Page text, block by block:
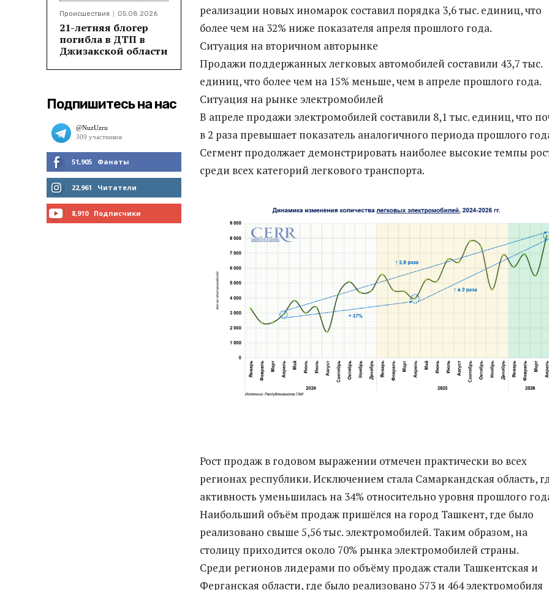
Происшествия 05.08.2026
21-летняя блогер
погибла в ДТП в
Джизакской области
Подпишитесь на нас
51,905 Фанаты
МНЕ НРАВИТСЯ
22,961 Читатели
8,910 Подписчики
реализации новых иномарок составил порядка 3,6 тыс. единиц, что
более чем на 32% ниже показателя апреля прошлого года.
Ситуация на вторичном авторынке
Продажи поддержанных легковых автомобилей составили 43,7 тыс.
единиц, что более чем на 15% меньше, чем в апреле прошлого года.
Ситуация на рынке электромобилей
В апреле продажи электромобилей составили 8,1 тыс. единиц, что
в 2 раза превышает показатель аналогичного периода прошлого
Сегмент продолжает демонстрировать наиболее высокие темпы
среди всех категорий легкового транспорта.
Рост продаж в годовом выражении отмечен практически во всех
регионах республики. Исключением стала Самаркандская область,
активность уменьшилась на 34% относительно уровня прошлого
Наибольший объём продаж пришёлся на город Ташкент, где было
реализовано свыше 5,56 тыс. электромобилей. Таким образом, на
столицу приходится около 70% рынка электромобилей страны.
Среди регионов лидерами по объёму продаж стали Ташкентская и
Ферганская области, где было реализовано 573 и 464 электромобиля